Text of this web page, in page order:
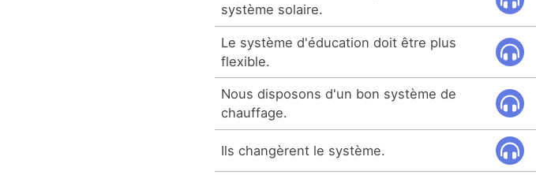
système solaire.
Le système d'éducation doit être plus
flexible.
Nous disposons d'un bon système de
chauffage.
Ils changèrent le système.